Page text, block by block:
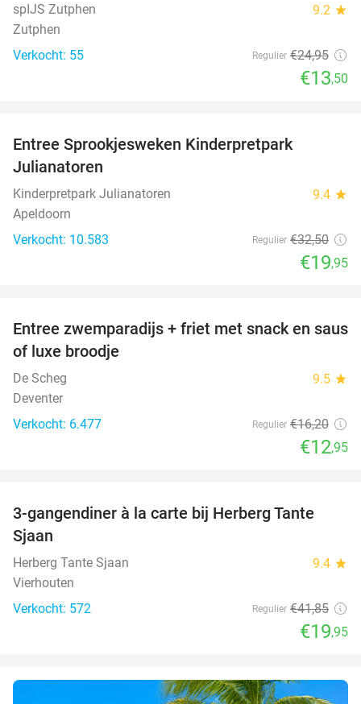
spIJS Zutphen 9.2 star
Zutphen
Verkocht: 55
Regulier €24,95
€13,50
Entree Sprookjesweken Kinderpretpark
Julianatoren
Kinderpretpark Julianatoren 9.4 star
Apeldoorn
Verkocht: 10.583
Regulier €32,50
€19,95
20%
Entree zwemparadijs + friet met snack en saus
of luxe broodje
De Scheg 9.5 star
Deventer
Verkocht: 6.477
Regulier €16,20
€12,95
52%
3-gangendiner à la carte bij Herberg Tante
Sjaan
Herberg Tante Sjaan 9.4 star
Vierhouten
Verkocht: 572
Regulier €41,85
€19,95